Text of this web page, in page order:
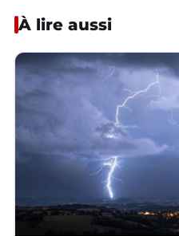
À lire aussi